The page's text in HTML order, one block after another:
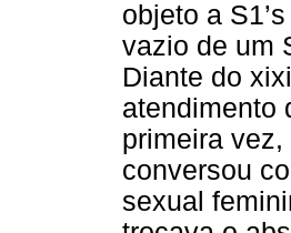
objeto a
vazio de um
Diante do
atendimento
primeira
conversou
sexual